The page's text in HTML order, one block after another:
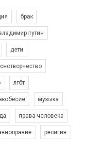
Зупинимо насильство проти ЛГБТ в Україні! Stop violence against LGBT in Ukraine!
конкурс PACT, який
з протидії
брак
путин
дети
лгбт
музыка
права человека
религия